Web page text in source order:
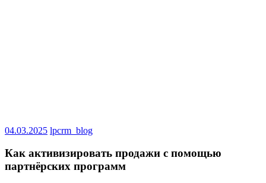
04.03.2025 lpcrm_blog
Как активизировать продажи с помощью
партнёрских программ